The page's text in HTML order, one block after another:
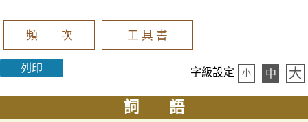
頻 次 工 具 書
列印 字級設定 小 中 大
詞 語